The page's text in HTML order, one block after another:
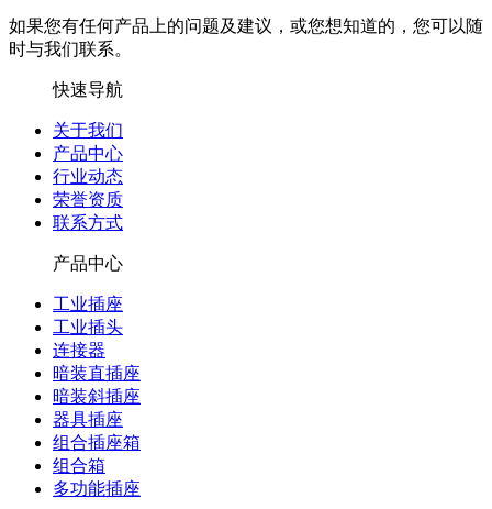
如果您有任何产品上的问题及建议，或您想知道的，您可以随
时与我们联系。
快速导航
关于我们
产品中心
行业动态
荣誉资质
联系方式
产品中心
工业插座
工业插头
连接器
暗装直插座
暗装斜插座
器具插座
组合插座箱
组合箱
多功能插座